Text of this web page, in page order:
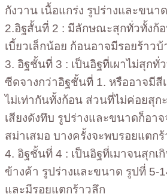
กังวาน เนื้อแกร่ง รูปร่างและขนา
2.อิฐสั้นที่ 2 : มีลักษณะสุกทั่วทั้งก้
เบี้ยวเล็กน้อย ก้อนอาจมีรอยร้าวบ้
3. อิฐชั้นที่ 3 : เป็นอิฐที่เผาไม่สุกทั่
ซีดจางกว่าอิฐชั้นที่ 1. หรืออาจมีสี
ไม่เท่ากันทั้งก้อน ส่วนที่ไม่ค่อยสุก
เสียงดังทึบ รูปร่างและขนาดก็อา
สม่าเสมอ บางครั้งจะพบรอยแตก
4. อิฐชั้นที่ 4 : เป็นอิฐที่เมาจนสุกเ
ข้างค้า รูปร่างและขนาด รูปที่ 5-
และมีรอยแตกร้าวลึก